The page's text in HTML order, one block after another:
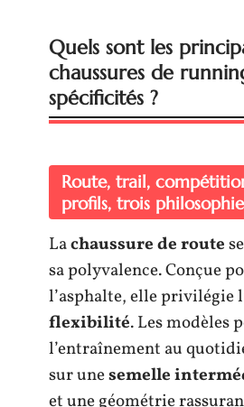
Quels sont les
chaussures de
spécificités ?
Route, trail,
profils, trois
Lachaussure de route
sa polyvalence. Conçue
l’asphalte, elle privilégie
flexibilité. Les modèles
l’entraînement au
sur unesemelle
et une géométrie